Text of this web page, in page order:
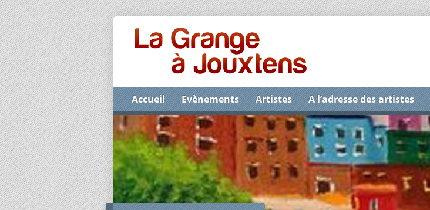
Accueil Evènements Artistes A l’adresse des artistes